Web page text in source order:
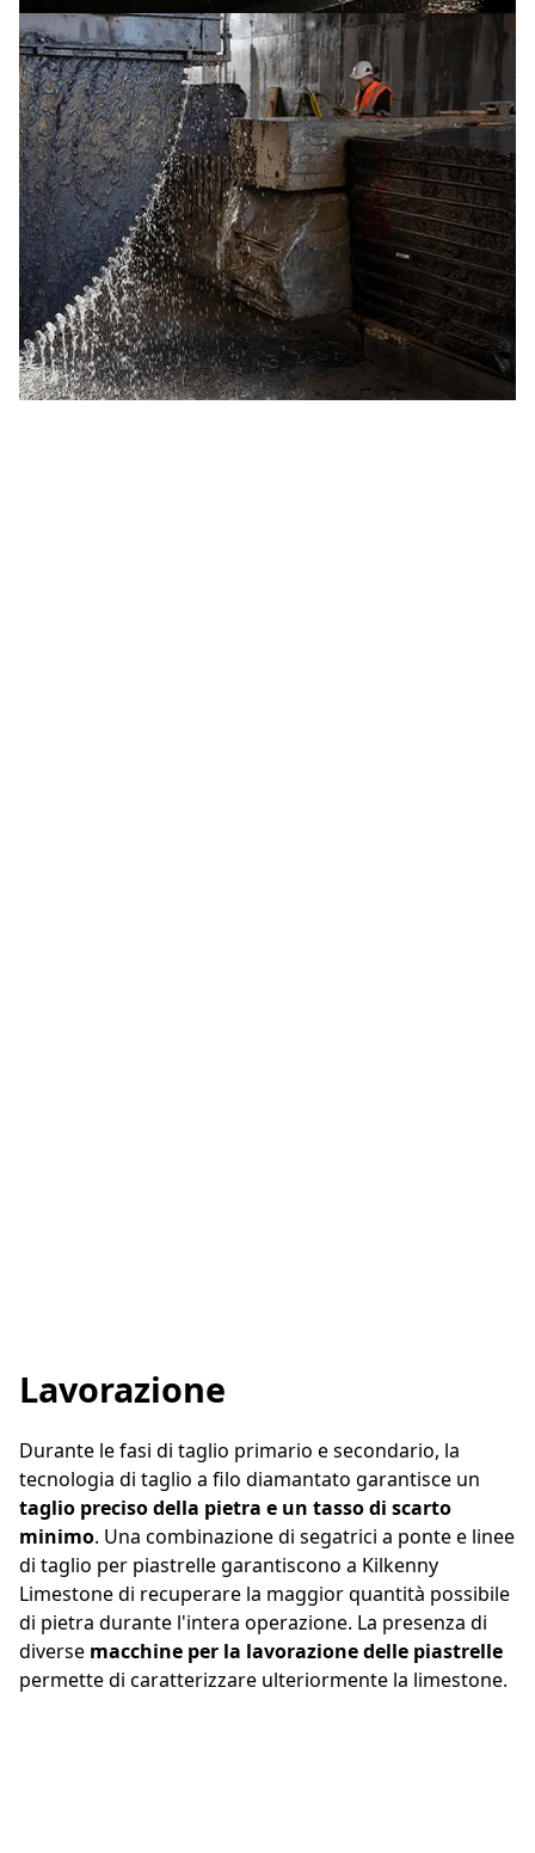
Maggiori informazioni sulle cave
Lavorazione
Durante le fasi di taglio primario e secondario, la
tecnologia di taglio a filo diamantato garantisce un
taglio preciso della pietra e un tasso di scarto
minimo. Una combinazione di segatrici a ponte e linee
di taglio per piastrelle garantiscono a Kilkenny
Limestone di recuperare la maggior quantità possibile
di pietra durante l'intera operazione. La presenza di
diverse macchine per la lavorazione delle piastrelle
permette di caratterizzare ulteriormente la limestone.